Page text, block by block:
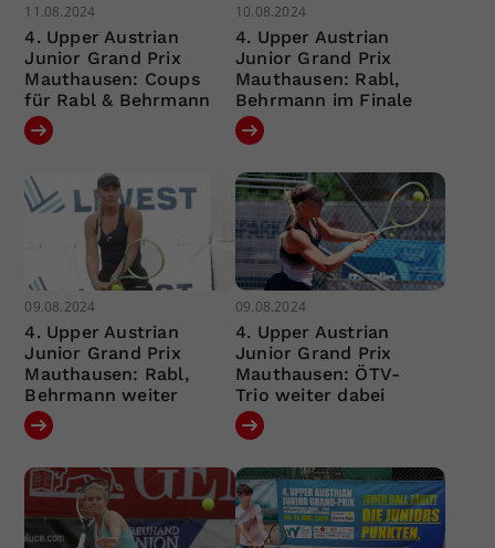
11.08.2024
4. Upper Austrian
Junior Grand Prix
Mauthausen: Coups
für Rabl & Behrmann
10.08.2024
4. Upper Austrian
Junior Grand Prix
Mauthausen: Rabl,
Behrmann im Finale
09.08.2024
4. Upper Austrian
Junior Grand Prix
Mauthausen: Rabl,
Behrmann weiter
09.08.2024
4. Upper Austrian
Junior Grand Prix
Mauthausen: ÖTV-
Trio weiter dabei